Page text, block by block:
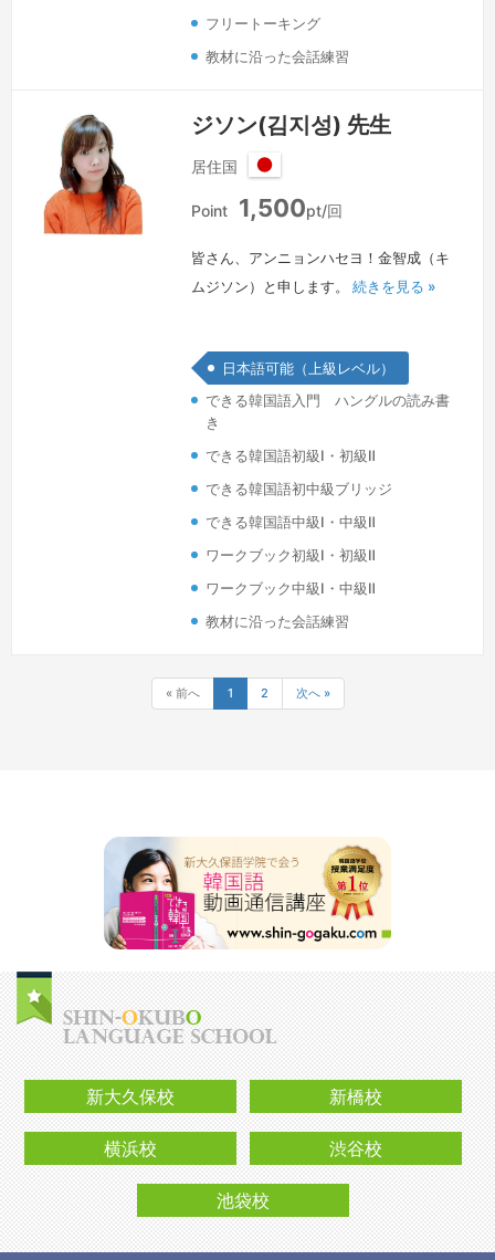
フリートーキング
教材に沿った会話練習
ジソン(김지성) 先生
居住国
日
本
Point 1,500pt/回
皆さん、アンニョンハセヨ！金智成（キ
ムジソン）と申します。 続きを見る »
日本語可能（上級レベル）
できる韓国語入門 ハングルの読み書
き
できる韓国語初級Ⅰ・初級Ⅱ
できる韓国語初中級ブリッジ
できる韓国語中級Ⅰ・中級Ⅱ
ワークブック初級Ⅰ・初級Ⅱ
ワークブック中級Ⅰ・中級Ⅱ
教材に沿った会話練習
« 前へ 1 2 次へ »
新大久保校 新橋校
横浜校 渋谷校
池袋校